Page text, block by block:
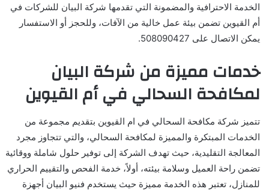
الخدمة الاحترافية والمضمونة التي تقدمها شركة البيان للشركات في
أم القيوين تضمن بيئة عمل خالية من الآفات، وللحجز أو الاستفسار
يمكن الاتصال على 508090427.
خدمات مميزة من شركة البيان
لمكافحة السحالي في أم القيوين
تتميز شركة مكافحة السحالي في ام القيوين بتقديم مجموعة من
الخدمات المبتكرة والمميزة لمكافحة السحالي، والتي تتجاوز مجرد
المعالجة التقليدية، حيث تهدف الشركة إلى توفير حلول شاملة ووقائية
تضمن راحة العميل وسلامة بيئته، أولاً، خدمة الفحص والتقييم الحراري
للمنازل، تعتبر هذه الخدمة مميزة حيث يستخدم فنيو البيان أجهزة